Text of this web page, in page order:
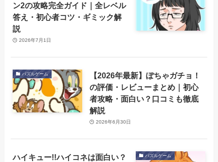
ン2の攻略完全ガイド｜全レベル
答え・初心者コツ・ギミック解
説
2026年7月1日
パズルゲーム
【2026年最新】ぽちゃガチョ！
の評価・レビューまとめ｜初心
者攻略・面白い？口コミも徹底
解説
2026年6月30日
パズルゲーム
ハイキュー!!ハイコネは面白い？